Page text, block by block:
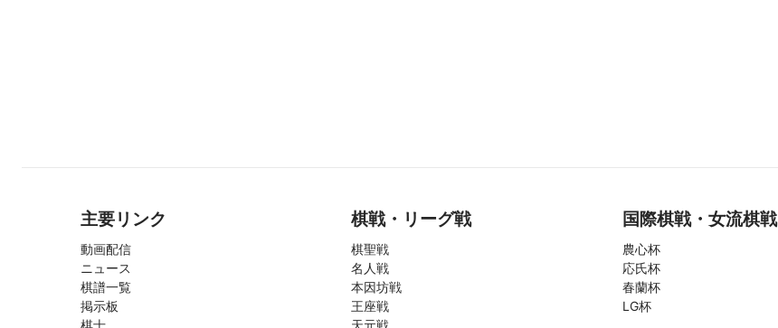
主要リンク
動画配信
ニュース
棋譜一覧
掲示板
棋戦・リーグ戦
棋聖戦
名人戦
本因坊戦
王座戦
国際棋戦・女流棋戦
農心杯
応氏杯
春蘭杯
LG杯